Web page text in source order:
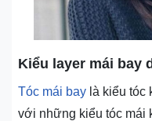
Kiểu layer mái bay
Tóc mái bay là kiểu tóc
với những kiểu tóc mái